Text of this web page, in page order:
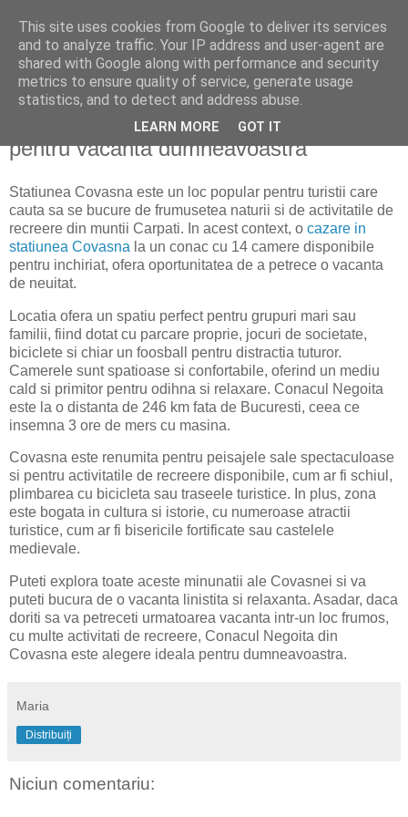
politically correct
miercuri, 3 noiembrie 2021
Statiunea Covasna - Un refugiu ideal
pentru vacanta dumneavoastra
Statiunea Covasna este un loc popular pentru turistii care
cauta sa se bucure de frumusetea naturii si de activitatile de
recreere din muntii Carpati. In acest context, o cazare in
statiunea Covasna la un conac cu 14 camere disponibile
pentru inchiriat, ofera oportunitatea de a petrece o vacanta
de neuitat.
Locatia ofera un spatiu perfect pentru grupuri mari sau
familii, fiind dotat cu parcare proprie, jocuri de societate,
biciclete si chiar un foosball pentru distractia tuturor.
Camerele sunt spatioase si confortabile, oferind un mediu
cald si primitor pentru odihna si relaxare. Conacul Negoita
este la o distanta de 246 km fata de Bucuresti, ceea ce
insemna 3 ore de mers cu masina.
Covasna este renumita pentru peisajele sale spectaculoase
si pentru activitatile de recreere disponibile, cum ar fi schiul,
plimbarea cu bicicleta sau traseele turistice. In plus, zona
este bogata in cultura si istorie, cu numeroase atractii
turistice, cum ar fi bisericile fortificate sau castelele
medievale.
Puteti explora toate aceste minunatii ale Covasnei si va
puteti bucura de o vacanta linistita si relaxanta. Asadar, daca
doriti sa va petreceti urmatoarea vacanta intr-un loc frumos,
cu multe activitati de recreere, Conacul Negoita din
Covasna este alegere ideala pentru dumneavoastra.
Maria
Distribuiți
Niciun comentariu:
This site uses cookies from Google to deliver its services
and to analyze traffic. Your IP address and user-agent are
shared with Google along with performance and security
metrics to ensure quality of service, generate usage
statistics, and to detect and address abuse.
LEARN MORE GOT IT